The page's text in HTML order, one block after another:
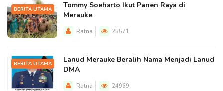
BERITA UTAMA
Tommy Soeharto Ikut Panen Raya di
Merauke
Ratna 25571
BERITA UTAMA
Lanud Merauke Beralih Nama Menjadi Lanud
DMA
Ratna 24969